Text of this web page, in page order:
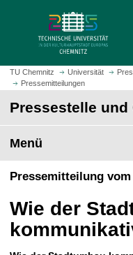
m
H
t
s
i
e
a
u
r
f
TU Chemnitz Universität
Pressemitteilungen
Pressestelle
Menü
Pressemitteilung vom
Wie der